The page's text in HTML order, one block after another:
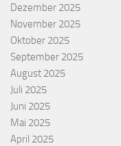
Dezember 2025
November 2025
Oktober 2025
September 2025
August 2025
Juli 2025
Juni 2025
Mai 2025
April 2025